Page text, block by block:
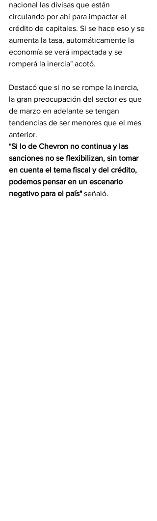
nacional las divisas que están
circulando por ahí para impactar el
crédito de capitales. Si se hace eso y se
aumenta la tasa, automáticamente la
economía se verá impactada y se
romperá la inercia" acotó.
Destacó que si no se rompe la inercia,
la gran preocupación del sector es que
de marzo en adelante se tengan
tendencias de ser menores que el mes
anterior.
"Si lo de Chevron no continua y las
sanciones no se flexibilizan, sin tomar
en cuenta el tema fiscal y del crédito,
podemos pensar en un escenario
negativo para el país" señaló.